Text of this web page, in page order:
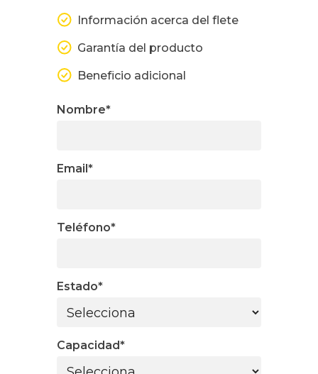
Información acerca del flete
Garantía del producto
Beneficio adicional
Nombre*
Email*
Teléfono*
Estado*
Capacidad*